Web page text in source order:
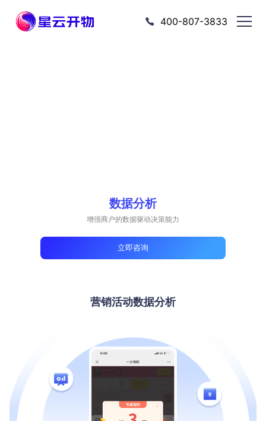
400-807-3833
数据分析
增强商户的数据驱动决策能力
立即咨询
营销活动数据分析